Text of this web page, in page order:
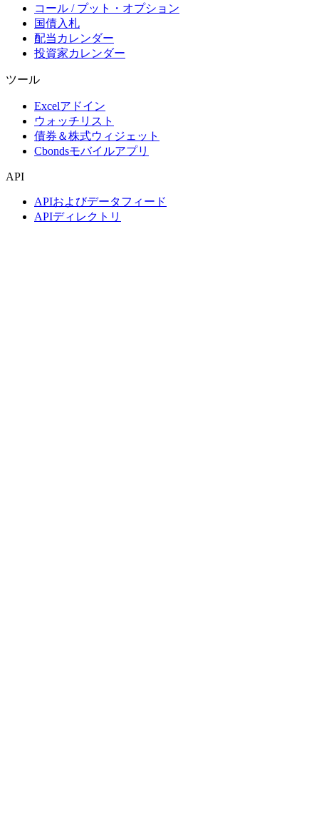
コール / プット・オプション
国債入札
配当カレンダー
投資家カレンダー
ツール
Excelアドイン
ウォッチリスト
債券＆株式ウィジェット
Cbondsモバイルアプリ
API
APIおよびデータフィード
APIディレクトリ